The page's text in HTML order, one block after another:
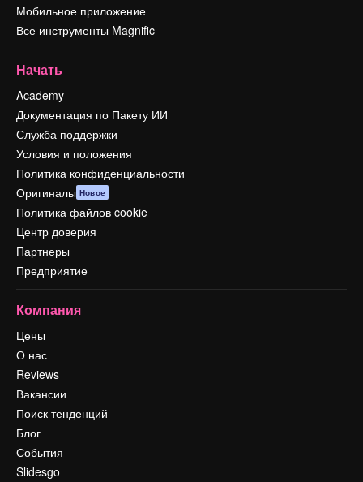
Мобильное приложение
Все инструменты Magnific
Начать
Academy
Документация по Пакету ИИ
Служба поддержки
Условия и положения
Политика конфиденциальности
Оригиналы Новое
Политика файлов cookie
Центр доверия
Партнеры
Предприятие
Компания
Цены
О нас
Reviews
Вакансии
Поиск тенденций
Блог
События
Slidesgo